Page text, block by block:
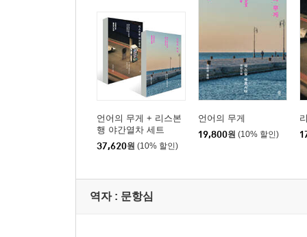
언어의 무게 + 리스본
행 야간열차 세트
37,620원 (10% 할인)
언어의 무게
19,800원 (10% 할인)
역자 : 문항심